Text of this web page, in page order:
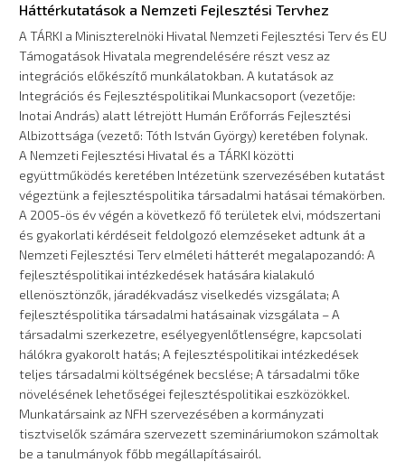
Háttérkutatások a Nemzeti Fejlesztési Tervhez
A TÁRKI a Miniszterelnöki Hivatal Nemzeti Fejlesztési Terv és EU
Támogatások Hivatala megrendelésére részt vesz az
integrációs előkészítő munkálatokban. A kutatások az
Integrációs és Fejlesztéspolitikai Munkacsoport (vezetője:
Inotai András) alatt létrejött Humán Erőforrás Fejlesztési
Albizottsága (vezető: Tóth István György) keretében folynak.
A Nemzeti Fejlesztési Hivatal és a TÁRKI közötti
együttműködés keretében Intézetünk szervezésében kutatást
végeztünk a fejlesztéspolitika társadalmi hatásai témakörben.
A 2005-ös év végén a következő fő területek elvi, módszertani
és gyakorlati kérdéseit feldolgozó elemzéseket adtunk át a
Nemzeti Fejlesztési Terv elméleti hátterét megalapozandó: A
fejlesztéspolitikai intézkedések hatására kialakuló
ellenösztönzők, járadékvadász viselkedés vizsgálata; A
fejlesztéspolitika társadalmi hatásainak vizsgálata – A
társadalmi szerkezetre, esélyegyenlőtlenségre, kapcsolati
hálókra gyakorolt hatás; A fejlesztéspolitikai intézkedések
teljes társadalmi költségének becslése; A társadalmi tőke
növelésének lehetőségei fejlesztéspolitikai eszközökkel.
Munkatársaink az NFH szervezésében a kormányzati
tisztviselők számára szervezett szemináriumokon számoltak
be a tanulmányok főbb megállapításairól.